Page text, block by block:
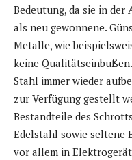
Bedeutung, da sie in
als neu gewonnene.
Metalle, wie
keine
Stahl immer wieder
zur Verfügung gestellt
Bestandteile des
Edelstahl sowie seltene
vor allem in